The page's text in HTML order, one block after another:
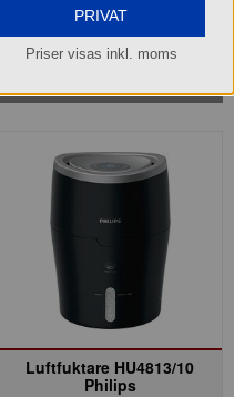
Luftfuktare HU4813/10
Philips
PRIVAT
Priser visas inkl. moms